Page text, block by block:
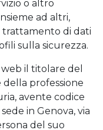
o altro
ad altri,
trattamento di dati
sulla sicurezza.
il titolare del
professione
avente codice
sede in Genova, via
del suo